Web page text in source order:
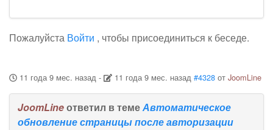
Пожалуйста Войти , чтобы присоединиться к беседе.
11 года 9 мес. назад- 11 года 9 мес. назад #4328 отJoomLine
JoomLineответил в темеАвтоматическое
обновление страницы после авторизации